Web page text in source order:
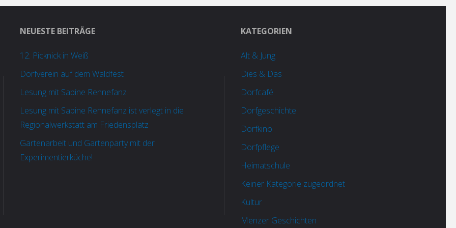
NEUESTE BEITRÄGE
12. Picknick in Weiß
Dorfverein auf dem Waldfest
Lesung mit Sabine Rennefanz
Lesung mit Sabine Rennefanz ist verlegt in die
Regionalwerkstatt am Friedensplatz
Gartenarbeit und Gartenparty mit der
Experimentierküche!
KATEGORIEN
Alt & Jung
Dies & Das
Dorfcafé
Dorfgeschichte
Dorfkino
Dorfpflege
Heimatschule
Keiner Kategorie zugeordnet
Kultur
Menzer Geschichten